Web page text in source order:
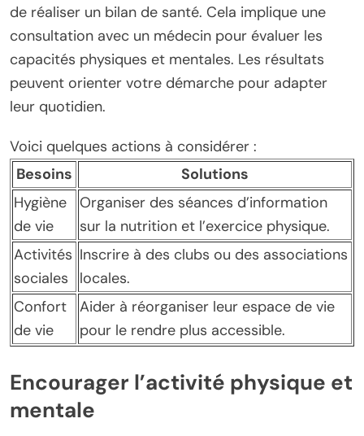
de réaliser un bilan de santé. Cela implique une
consultation avec un médecin pour évaluer les
capacités physiques et mentales. Les résultats
peuvent orienter votre démarche pour adapter
leur quotidien.
Voici quelques actions à considérer :
Besoins
Solutions
Hygiène
de vie
Organiser des séances d’information
sur la nutrition et l’exercice physique.
Activités
sociales
Inscrire à des clubs ou des associations
locales.
Confort
de vie
Aider à réorganiser leur espace de vie
pour le rendre plus accessible.
Encourager l’activité physique et
mentale